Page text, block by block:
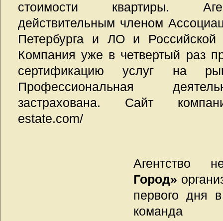
стоимости квартиры.
действительным членом
Петербурга и ЛО и Российской
Компания уже в четвертый раз
сертификацию услуг на
Профессиональная
застрахована. Сайт
estate.com/
Агентство
Город»
первого дня
команда